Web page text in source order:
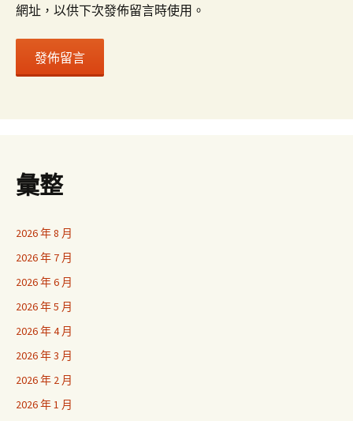
網址，以供下次發佈留言時使用。
彙整
2026 年 8 月
2026 年 7 月
2026 年 6 月
2026 年 5 月
2026 年 4 月
2026 年 3 月
2026 年 2 月
2026 年 1 月